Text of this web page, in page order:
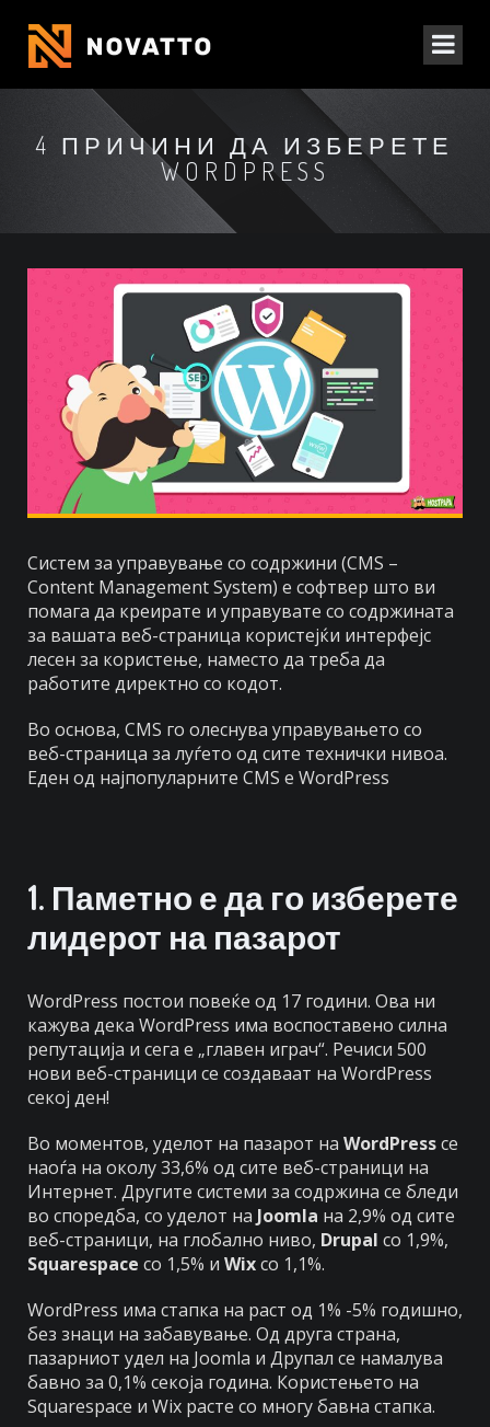
4 ПРИЧИНИ ДА ИЗБЕРЕТЕ
WORDPRESS
Систем за управување со содржини (CMS –
Content Management System) е софтвер што ви
помага да креирате и управувате со содржината
за вашата веб-страница користејќи интерфејс
лесен за користење, наместо да треба да
работите директно со кодот.
Во основа, CMS го олеснува управувањето со
веб-страница за луѓето од сите технички нивоа.
Еден од најпопуларните CMS е WordPress
1. Паметно е да го изберете
лидерот на пазарот
WordPress постои повеќе од 17 години. Ова ни
кажува дека WordPress има воспоставено силна
репутација и сега е „главен играч“. Речиси 500
нови веб-страници се создаваат на WordPress
секој ден!
Во моментов, уделот на пазарот на WordPressсе
наоѓа на околу 33,6% од сите веб-страници на
Интернет. Другите системи за содржина се бледи
во споредба, со уделот на Joomla на 2,9% од сите
веб-страници, на глобално ниво, Drupal со 1,9%,
Squarespace со 1,5% и Wixсо 1,1%.
WordPress има стапка на раст од 1% -5% годишно,
без знаци на забавување. Од друга страна,
пазарниот удел на Joomla и Друпал се намалува
бавно за 0,1% секоја година. Користењето на
Squarespace и Wix расте со многу бавна стапка.